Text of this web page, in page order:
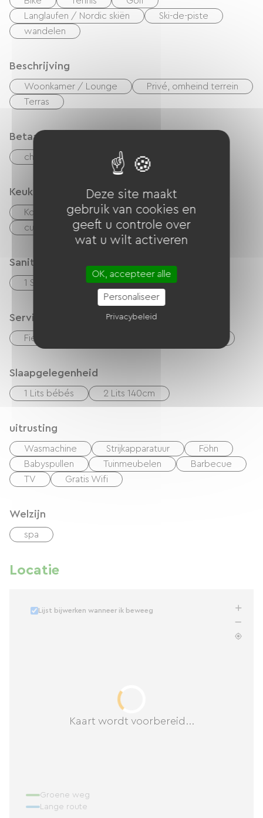
Langlaufen / Nordic skiën
Ski-de-piste
wandelen
Beschrijving
Woonkamer / Lounge
Privé, omheind terrein
Terras
Betaalmethoden
checks overdracht
Keuken
Koelkast Afzuigkap
Magnetron
cuisinière
Keukentje
Sanitair
1 Salle d'eau (douche)
Services
Fietsenverhuur
Slaapgelegenheid
1 Lits bébés 2 Lits 140cm
uitrusting
Wasmachine Strijkapparatuur
Föhn
Babyspullen
Tuinmeubelen
Barbecue
TV
Gratis Wifi
Welzijn
spa
Locatie
Kaart wordt voorbereid...
Lijst bijwerken wanneer ik beweeg
Groene weg
Lange route
Deze site maakt
gebruik van cookies en
geeft u controle over
wat u wilt activeren
OK, accepteer alle
Personaliseer
Privacybeleid